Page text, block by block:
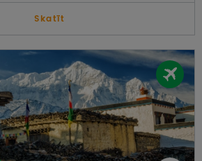
Skatīt